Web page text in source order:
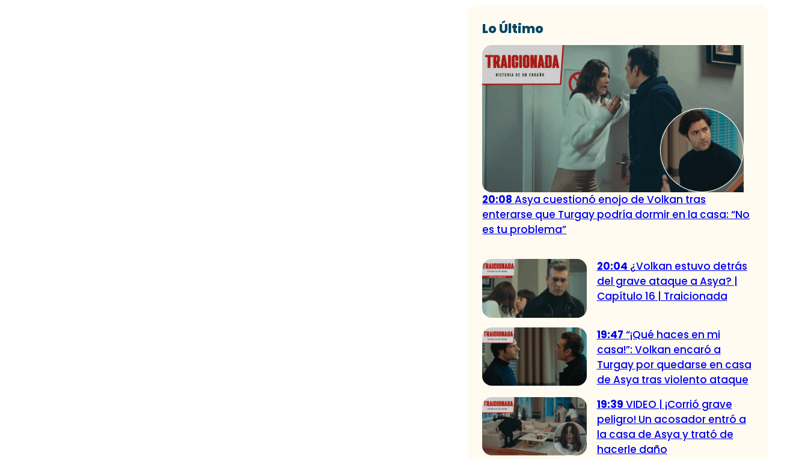
Lo Último
20:08Asya cuestionó enojo de Volkan tras
enterarse que Turgay podría dormir en la casa: “No
es tu problema”
20:04 ¿Volkan estuvo detrás
del grave ataque a Asya? |
Capítulo 16 | Traicionada
19:47 “¡Qué haces en mi
casa!”: Volkan encaró a
Turgay por quedarse en casa
de Asya tras violento ataque
19:39 VIDEO | ¡Corrió grave
peligro! Un acosador entró a
la casa de Asya y trató de
hacerle daño